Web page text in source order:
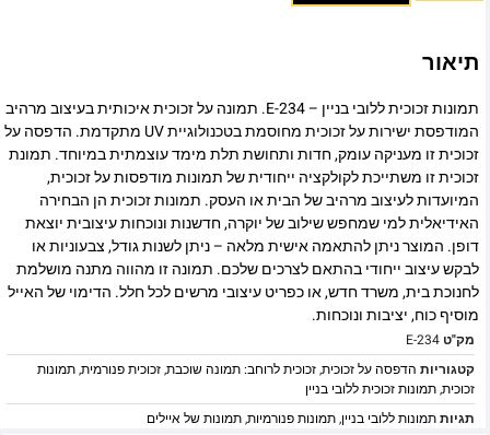
תיאור
תמונות זכוכית ללובי בניין – E-234. תמונה על זכוכית איכותית בעיצוב מרהיב
המודפסת ישירות על זכוכית מחוסמת בטכנולוגיית UV מתקדמת. הדפסה על
זכוכית זו מעניקה עומק, חדות ותחושת תלת מימד עוצמתית במיוחד. תמונת
זכוכית זו משתייכת לקולקציה ייחודית של תמונות מודפסות על זכוכית,
המיועדות לעיצוב מרהיב של הבית או העסק. תמונות זכוכית הן הבחירה
האידיאלית למי שמחפש שילוב של יוקרה, חדשנות ונוכחות עיצובית יוצאת
דופן. המוצר ניתן להתאמה אישית מלאה – ניתן לשנות גודל, צבעוניות או
לבקש עיצוב ייחודי בהתאם לצרכים שלכם. תמונה זו מהווה מתנה מושלמת
לחנוכת בית, משרד חדש, או כפריט עיצובי מרשים לכל חלל. הדימוי של האייל
מוסיף כוח, יציבות ונוכחות.
מק"טE-234
קטגוריות הדפסה על זכוכית,זכוכית לרוחב: תמונה שוכבת,זכוכית פנורמית,תמונות
זכוכית,תמונות זכוכית ללובי בניין
תגיותתמונות ללובי בניין,תמונות פנורמיות,תמונות של איילים